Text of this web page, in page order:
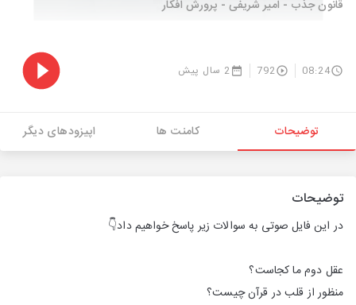
قانون جذب - امیر شریفی - پرورش افکار
08:24
792 2 سال پیش
توضیحات کامنت ها اپیزودهای دیگر
توضیحات
در این فایل صوتی به سوالات زیر پاسخ خواهیم داد👇
عقل دوم ما کجاست؟
منظور از قلب در قرآن چیست؟